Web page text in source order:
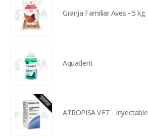
Granja Familiar Aves - 5 kg
Aquadent
ATROPISA VET - Inyectable